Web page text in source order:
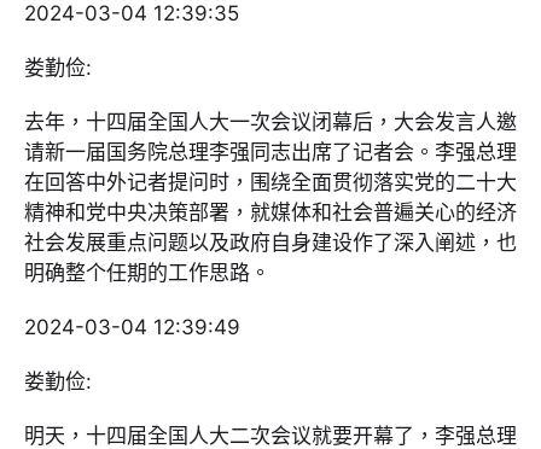
2024-03-04 12:39:35
娄勤俭:
去年，十四届全国人大一次会议闭幕后，大会发言人邀
请新一届国务院总理李强同志出席了记者会。李强总理
在回答中外记者提问时，围绕全面贯彻落实党的二十大
精神和党中央决策部署，就媒体和社会普遍关心的经济
社会发展重点问题以及政府自身建设作了深入阐述，也
明确整个任期的工作思路。
2024-03-04 12:39:49
娄勤俭:
明天，十四届全国人大二次会议就要开幕了，李强总理